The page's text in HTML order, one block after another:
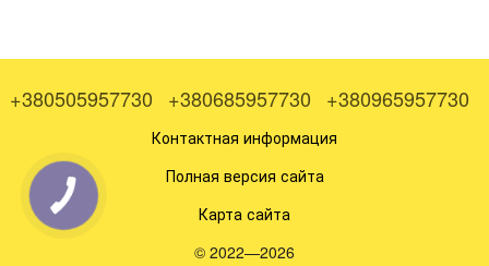
+380505957730 +380685957730 +380965957730
Контактная информация
Полная версия сайта
Карта сайта
© 2022—2026